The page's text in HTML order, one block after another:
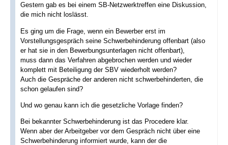
Gestern gab es bei einem SB-Netzwerktreffen eine Diskussion,
die mich nicht loslässt.
Es ging um die Frage, wenn ein Bewerber erst im
Vorstellungsgespräch seine Schwerbehinderung offenbart (also
er hat sie in den Bewerbungsunterlagen nicht offenbart),
muss dann das Verfahren abgebrochen werden und wieder
komplett mit Beteiligung der SBV wiederholt werden?
Auch die Gespräche der anderen nicht schwerbehinderten, die
schon gelaufen sind?
Und wo genau kann ich die gesetzliche Vorlage finden?
Bei bekannter Schwerbehinderung ist das Procedere klar.
Wenn aber der Arbeitgeber vor dem Gespräch nicht über eine
Schwerbehinderung informiert wurde, kann der die